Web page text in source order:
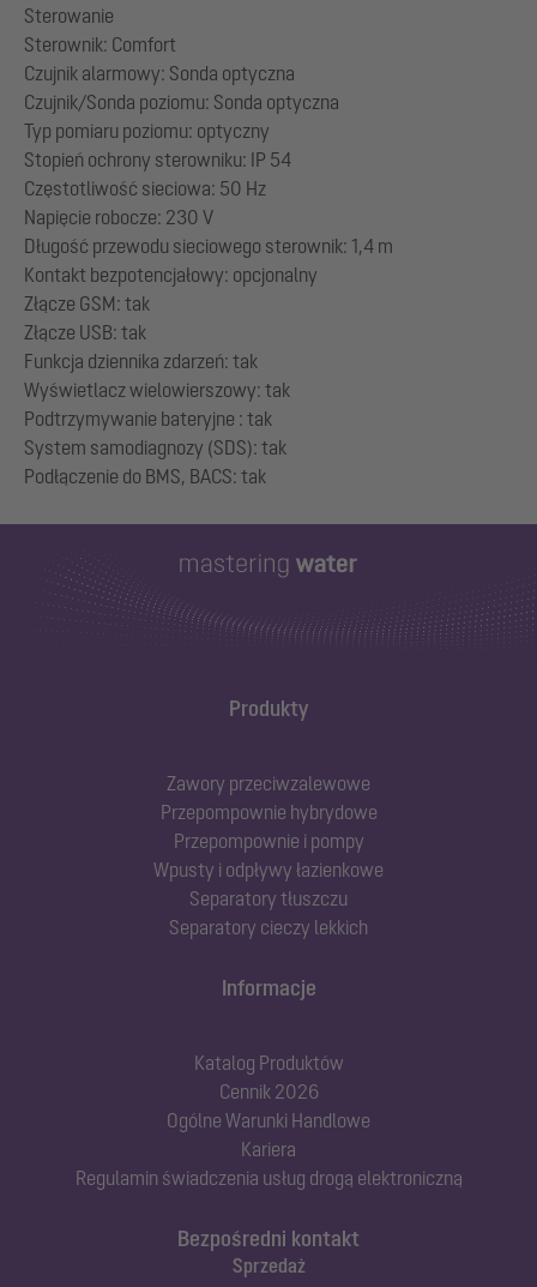
Sterowanie
Sterownik: Comfort
Czujnik alarmowy: Sonda optyczna
Czujnik/Sonda poziomu: Sonda optyczna
Typ pomiaru poziomu: optyczny
Stopień ochrony sterowniku: IP 54
Częstotliwość sieciowa: 50 Hz
Napięcie robocze: 230 V
Długość przewodu sieciowego sterownik: 1,4 m
Kontakt bezpotencjałowy: opcjonalny
Złącze GSM: tak
Złącze USB: tak
Funkcja dziennika zdarzeń: tak
Wyświetlacz wielowierszowy: tak
Podtrzymywanie bateryjne : tak
System samodiagnozy (SDS): tak
Produkty
Zawory przeciwzalewowe
Przepompownie hybrydowe
Przepompownie i pompy
Wpusty i odpływy łazienkowe
Separatory tłuszczu
Separatory cieczy lekkich
Bezpośredni kontakt
Sprzedaż
Informacje
Katalog Produktów
Cennik 2026
Ogólne Warunki Handlowe
Kariera
Regulamin świadczenia usług drogą elektroniczną